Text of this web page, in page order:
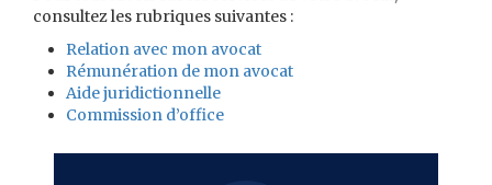
consultez les rubriques suivantes :
Relation avec mon avocat
Rémunération de mon avocat
Aide juridictionnelle
Commission d’office